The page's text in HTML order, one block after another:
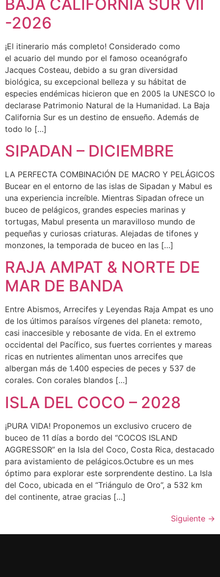
BAJA CALIFORNIA SUR VII
-2026
¡El itinerario más completo! Considerado como
el acuario del mundo por el famoso oceanógrafo
Jacques Costeau, debido a su gran diversidad
biológica, su excepcional belleza y su hábitat de
especies endémicas hicieron que en 2005 la UNESCO lo
declarase Patrimonio Natural de la Humanidad. La Baja
California Sur es un destino de ensueño. Además de
todo lo […]
SIPADAN – DICIEMBRE
LA PERFECTA COMBINACIÓN DE MACRO Y PELÁGICOS
Bucear en el entorno de las islas de Sipadan y Mabul es
una experiencia increíble. Mientras Sipadan ofrece un
buceo de pelágicos, grandes especies marinas y
tortugas, Mabul presenta un maravilloso mundo de
pequeñas y curiosas criaturas. Alejadas de tifones y
monzones, la temporada de buceo en las […]
RAJA AMPAT & NORTE DE
MAR DE BANDA
Entre Abismos, Arrecifes y Leyendas Raja Ampat es uno
de los últimos paraísos vírgenes del planeta: remoto,
casi inaccesible y rebosante de vida. En el extremo
occidental del Pacífico, sus fuertes corrientes y mareas
ricas en nutrientes alimentan unos arrecifes que
albergan más de 1.400 especies de peces y 537 de
corales. Con corales blandos […]
ISLA DEL COCO – 2028
¡PURA VIDA! Proponemos un exclusivo crucero de
buceo de 11 días a bordo del “COCOS ISLAND
AGGRESSOR” en la Isla del Coco, Costa Rica, destacado
para avistamiento de pelágicos.Octubre es un mes
óptimo para explorar este sorprendente destino. La Isla
del Coco, ubicada en el “Triángulo de Oro”, a 532 km
del continente, atrae gracias […]
Siguiente →